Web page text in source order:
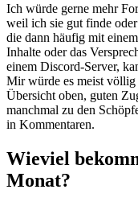
Ich würde gerne mehr
weil ich sie gut finde
die dann häufig mit
Inhalte oder das
einem Discord-Server,
Mir würde es meist völlig
Übersicht oben, guten
manchmal zu den
in Kommentaren.
Wieviel
Monat?